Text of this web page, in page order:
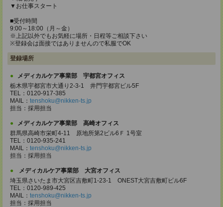
▼お仕事スタート
■受付時間
9:00～18:00（月～金）
※上記以外でもお気軽に場所・日程等ご相談下さい
※登録会は面接ではありませんので私服でOK
登録場所
メディカルケア事業部 宇都宮オフィス
栃木県宇都宮市大通り2-3-1 井門宇都宮ビル5F
TEL：0120-917-385
MAIL： tenshoku@nikken-ts.jp
担当：採用担当
メディカルケア事業部 高崎オフィス
群馬県高崎市栄町4-11 原地所第2ビル6Ｆ 1号室
TEL：0120-935-241
MAIL： tenshoku@nikken-ts.jp
担当：採用担当
メディカルケア事業部 大宮オフィス
埼玉県さいたま市大宮区吉敷町1-23-1 ONEST大宮吉敷町ビル6F
TEL：0120-989-425
MAIL： tenshoku@nikken-ts.jp
担当：採用担当